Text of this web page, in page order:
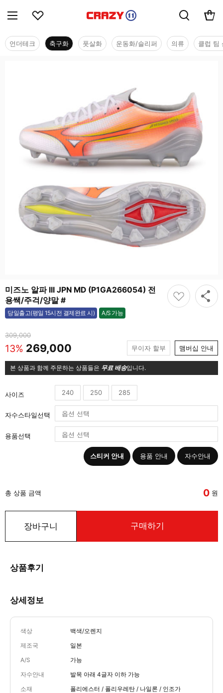
언더테크 축구화 풋살화 운동화/슬리퍼 의류 클럽 팀
미즈노 알파 III JPN MD (P1GA266054) 전
용쌕/주걱/양말 #
당일출고(평일 15시전 결제완료 시) A/S 가능
가능
309,000
13% 269,000 무이자 할부 맴버십 안내
본 상품과 함께 주문하는 상품들은 무료 배송입니다.
사이즈 240 250 285
자수스타일선택
용품선택
스티커 안내 용품 안내 자수안내
총 상품 금액 0 원
장바구니 구매하기
상품후기
상세정보
색상 백색/오렌지
제조국 일본
A/S 가능
자수안내 발목 아래 4글자 이하 가능
소재
폴리에스터 / 폴리우레탄 / 나일론 / 인조가